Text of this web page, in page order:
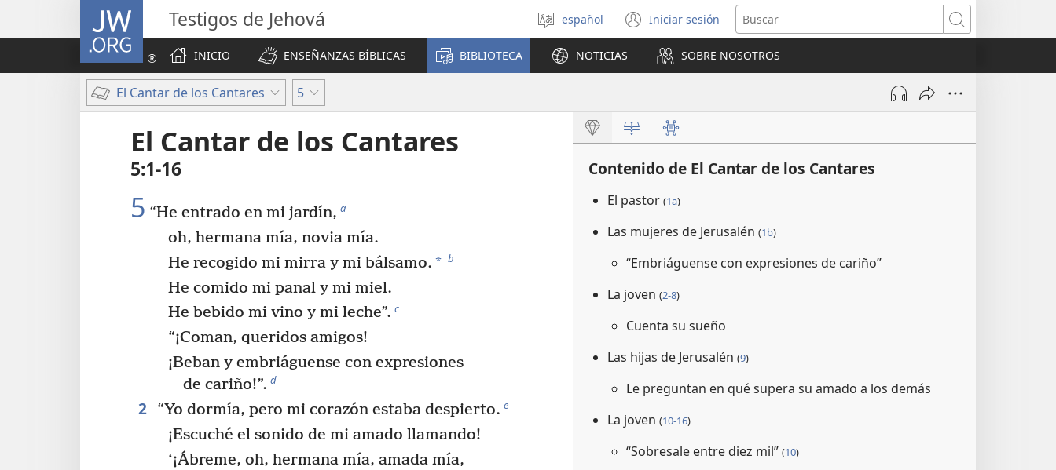
JW.ORG Testigos de Jehová
Seleccionar
idioma
español Iniciar sesión
(abre
una
nueva
ventana)
Buscar
INICIO
ENSEÑANZAS BÍBLICAS BIBLIOTECA NOTICIAS SOBRE NOSOTROS
El Cantar de los Cantares 5
El Cantar de los Cantares
5:1-16
5 “He entrado en mi jardín, a
oh, hermana mía, novia mía.
He recogido mi mirra y mi bálsamo. * b
He comido mi panal y mi miel.
He bebido mi vino y mi leche”. c
“¡Coman, queridos amigos!
¡Beban y embriáguense con expresiones
de cariño!”. d
2 “Yo dormía, pero mi corazón estaba despierto. e
¡Escuché el sonido de mi amado llamando!
‘¡Ábreme, oh, hermana mía, amada mía,
Contenido de El Cantar de los Cantares
El pastor (1a)
Las mujeres de Jerusalén (1b)
“Embriáguense con expresiones de cariño”
La joven (2-8)
Cuenta su sueño
Las hijas de Jerusalén (9)
Le preguntan en qué supera su amado a los demás
La joven (10-16)
“Sobresale entre diez mil” (10)